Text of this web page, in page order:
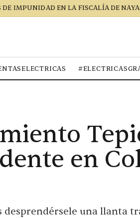
DE IMPUNIDAD EN LA FISCALÍA DE
en
una llanta